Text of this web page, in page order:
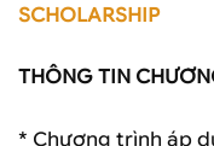
SCHOLARSHIP
THÔNG TIN
* Chương trình áp